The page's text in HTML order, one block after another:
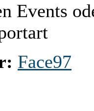
Events
Face97